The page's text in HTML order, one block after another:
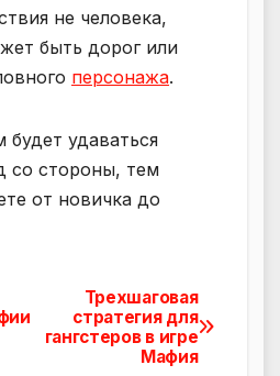
не человека,
быть дорог или
персонажа.
удаваться
со стороны, тем
от новичка до
Трехшаговая
стратегия для
гангстеров в игре
Мафия